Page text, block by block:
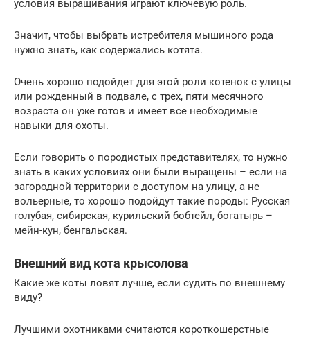
условия выращивания играют ключевую роль.
Значит, чтобы выбрать истребителя мышиного рода
нужно знать, как содержались котята.
Очень хорошо подойдет для этой роли котенок с улицы
или рожденный в подвале, с трех, пяти месячного
возраста он уже готов и имеет все необходимые
навыки для охоты.
Если говорить о породистых представителях, то нужно
знать в каких условиях они были выращены – если на
загородной территории с доступом на улицу, а не
вольерные, то хорошо подойдут такие породы: Русская
голубая, сибирская, курильский бобтейл, богатырь –
мейн-кун, бенгальская.
Внешний вид кота крысолова
Какие же коты ловят лучше, если судить по внешнему
виду?
Лучшими охотниками считаются короткошерстные